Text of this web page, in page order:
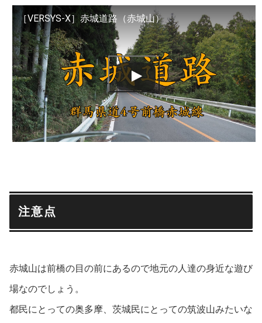
［VERSYS-X］赤城道路（赤城山）
注意点
赤城山は前橋の目の前にあるので地元の人達の身近な遊び
場なのでしょう。
都民にとっての奥多摩、茨城民にとっての筑波山みたいな